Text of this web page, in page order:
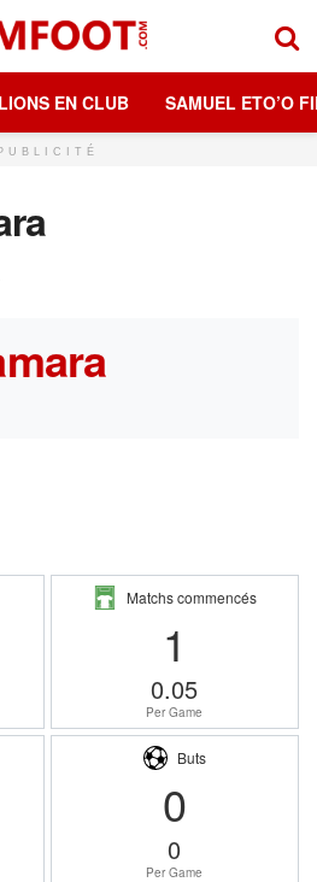
LIONS EN CLUB SAMUEL ETO’O
Matchs commencés
1
0.05
Per Game
Buts
0
0
Per Game